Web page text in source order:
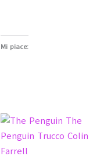
Mi piace: